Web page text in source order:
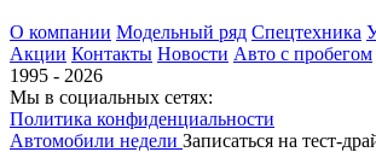
О компании Модельный ряд Спецтехника
Акции Контакты Новости Авто с пробегом
1995 - 2026
Мы в социальных сетях:
Политика конфиденциальности
Автомобили недели Записаться на тест-